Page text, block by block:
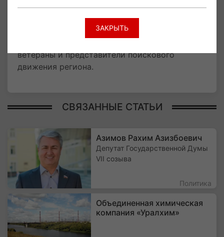
депутат Госдумы Рахим Азимов, председатель
совета директоров «УРАЛХИМа» Дмитрий
Мазепин, а также Владимир Шаманов,
ветераны и представители поискового
движения региона.
СВЯЗАННЫЕ СТАТЬИ
Азимов Рахим Азизбоевич
Депутат Государственной Думы
VII созыва
Политика
Объединенная химическая
компания «Уралхим»
ЗАКРЫТЬ